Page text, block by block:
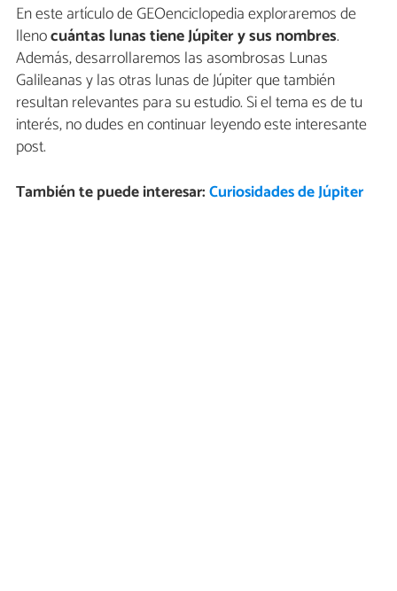
En este artículo de GEOenciclopedia exploraremos de
llenocuántas lunas tiene Júpiter y sus nombres.
Además, desarrollaremos las asombrosas Lunas
Galileanas y las otras lunas de Júpiter que también
resultan relevantes para su estudio. Si el tema es de tu
interés, no dudes en continuar leyendo este interesante
post.
También te puede interesar:Curiosidades de Júpiter